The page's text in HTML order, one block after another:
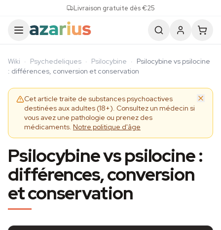
Livraison gratuite dès €25
Wiki · Psychedeliques · Psilocybine · Psilocybine vs psilocine
: différences, conversion et conservation
Cet article traite de substances psychoactives
destinées aux adultes (18+). Consultez un médecin si
vous avez une pathologie ou prenez des
médicaments. Notre politique d'âge
Psilocybine vs psilocine :
différences, conversion
et conservation